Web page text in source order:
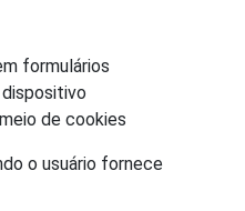
formulários
dispositivo
de cookies
o usuário fornece